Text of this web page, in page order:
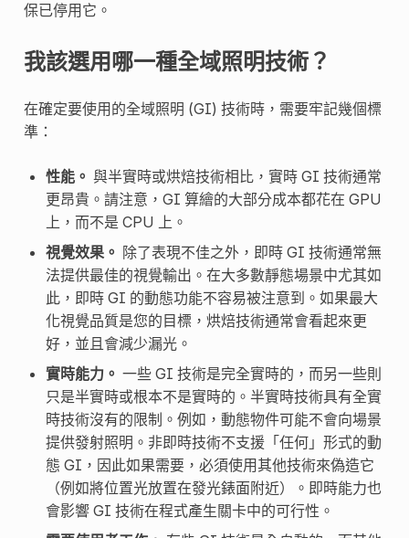
保已停用它。
我該選用哪一種全域照明技術？
在確定要使用的全域照明 (GI) 技術時，需要牢記幾個標
準：
性能。 與半實時或烘焙技術相比，實時 GI 技術通常
更昂貴。請注意，GI 算繪的大部分成本都花在 GPU
上，而不是 CPU 上。
視覺效果。 除了表現不佳之外，即時 GI 技術通常無
法提供最佳的視覺輸出。在大多數靜態場景中尤其如
此，即時 GI 的動態功能不容易被注意到。如果最大
化視覺品質是您的目標，烘焙技術通常會看起來更
好，並且會減少漏光。
實時能力。 一些 GI 技術是完全實時的，而另一些則
只是半實時或根本不是實時的。半實時技術具有全實
時技術沒有的限制。例如，動態物件可能不會向場景
提供發射照明。非即時技術不支援「任何」形式的動
態 GI，因此如果需要，必須使用其他技術來偽造它
（例如將位置光放置在發光錶面附近）。即時能力也
會影響 GI 技術在程式產生關卡中的可行性。